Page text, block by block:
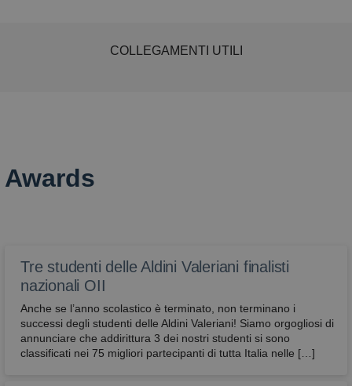
COLLEGAMENTI UTILI
Awards
Tre studenti delle Aldini Valeriani finalisti
nazionali OII
Anche se l’anno scolastico è terminato, non terminano i
successi degli studenti delle Aldini Valeriani! Siamo orgogliosi di
annunciare che addirittura 3 dei nostri studenti si sono
classificati nei 75 migliori partecipanti di tutta Italia nelle […]